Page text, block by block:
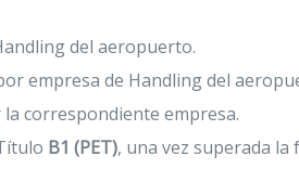
del aeropuerto.
empresa de Handling del
correspondiente empresa.
B1 (PET), una vez superada